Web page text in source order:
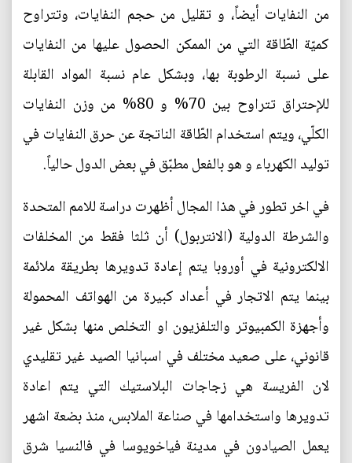
من النفايات أيضاً، و تقليل من حجم النفايات، وتتراوح
كميّة الطّاقة التي من الممكن الحصول عليها من النفايات
على نسبة الرطوبة بها، وبشكل عام نسبة المواد القابلة
للإحتراق تتراوح بين 70% و 80% من وزن النفايات
الكلّي، ويتم استخدام الطّاقة الناتجة عن حرق النفايات في
توليد الكهرباء و هو بالفعل مطبّق في بعض الدول حالياً.
في اخر تطور في هذا المجال أظهرت دراسة للامم المتحدة
والشرطة الدولية (الانتربول) أن ثلثا فقط من المخلفات
الالكترونية في أوروبا يتم إعادة تدويرها بطريقة ملائمة
بينما يتم الاتجار في أعداد كبيرة من الهواتف المحمولة
وأجهزة الكمبيوتر والتلفزيون او التخلص منها بشكل غير
قانوني، على صعيد مختلف في اسبانيا الصيد غير تقليدي
لان الفريسة هي زجاجات البلاستيك التي يتم اعادة
تدويرها واستخدامها في صناعة الملابس، منذ بضعة اشهر
يعمل الصيادون في مدينة فياخويوسا في فالنسيا شرق